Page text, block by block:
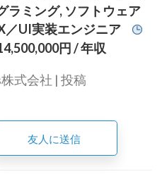
ラミング, ソフトウェア
／UI実装エンジニア
円/ 年収
式会社 | 投稿
友人に送信